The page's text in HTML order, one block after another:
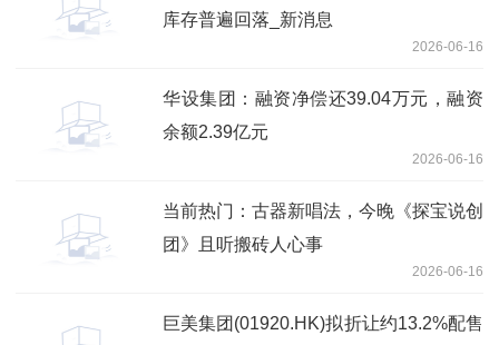
库存普遍回落_新消息
2026-06-16
华设集团：融资净偿还39.04万元，融资
余额2.39亿元
2026-06-16
当前热门：古器新唱法，今晚《探宝说创
团》且听搬砖人心事
2026-06-16
巨美集团(01920.HK)拟折让约13.2%配售